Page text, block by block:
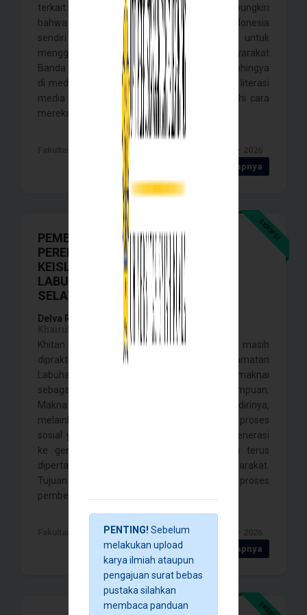
PENTING! Sebelum
melakukan upload
karya ilmiah ataupun
pengajuan surat bebas
pustaka silahkan
membaca panduan
terkait etnis Rohingya. Namun tak dapat dipungkiri
bahwa penyebaran informasi negatif di Indonesia
sendiri cukup tinggi. Penelitian ini bertujuan untuk
menggambarkan bagaimana resepsi masyarakat
Banda Aceh terhadap narasi negatif etnis Rohingya
di media sosial, sekaligus melihat bagaimana literasi
media yang dimiliki masyarakat memengaruhi cara
mereka memaknai narasi . . . .
Fakultas Ilmu Sosial dan ilmu Politik , Banda Aceh - 2026
Detail Selengkapnya
SKRIPSI
PEMBENTUKAN MAKNA KHITANAN
PEREMPUAN SEBAGAI TANDA
KEISLAMAN DI KECAMATAN
LABUHANHAJI KABUPATEN ACEH
SELATAN
Delva Rahmah Safitri,
Yuva Ayuning Anjar,
Khairulyadi, Fadlan Barakah,
Khitan perempuan sampai dengan saat ini masih
dipraktikkan oleh masyarakat di Kecamatan
Labuhanhaji, Kabupaten Aceh Selatan dan dimaknai
sebagai tanda keislaman seorang perempuan.
Makna tersebut tidak lahir dengan sendirinya,
melainkan dibentuk oleh masyarakat melalui proses
sosial yang diwariskan turun-temurun dari generasi
ke generasi sehingga khitanan perempuan terus
dipertahankan dalam kehidupan bermasyarakat.
Tujuan penelitian ini adalah untuk mengetahui proses
pembentukan makna khitanan se . . . .
Fakultas Ilmu Sosial dan ilmu Politik , Banda Aceh - 2026
Detail Selengkapnya